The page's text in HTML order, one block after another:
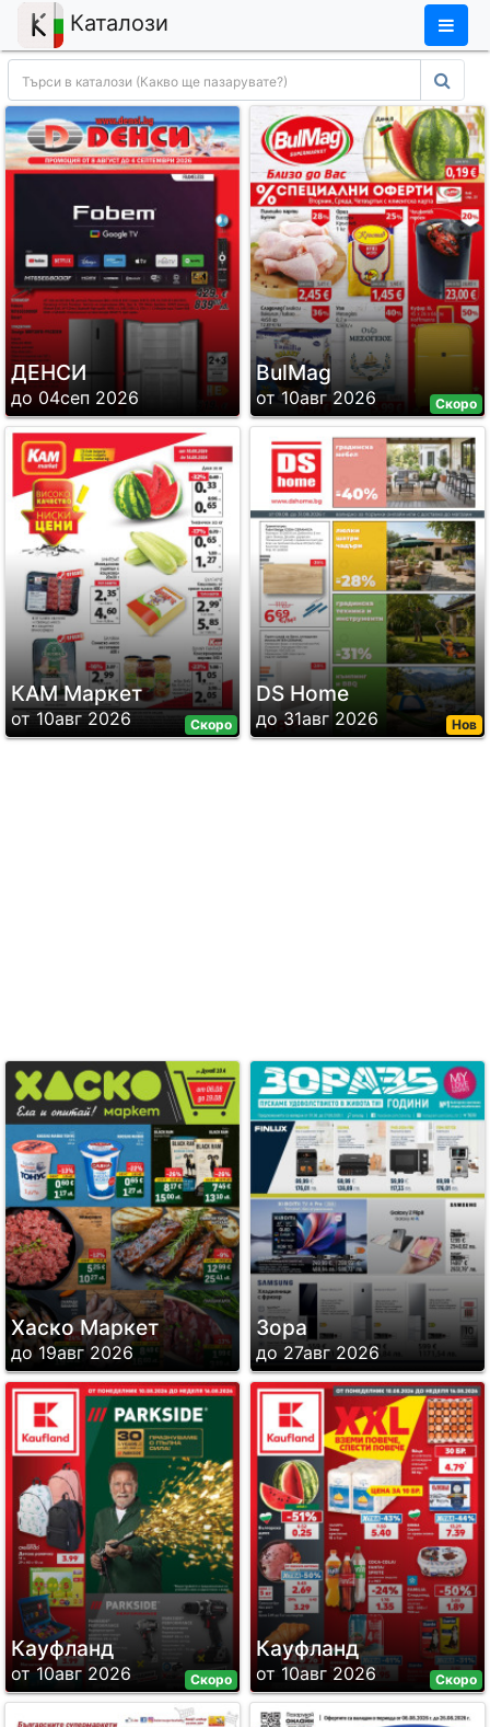
Каталози ×
ДЕНСИ
до 04сеп 2026 Скоро
BulMag
от 10авг 2026
Скоро
КАМ Маркет
от 10авг 2026 Нов
DS Home
до 31авг 2026
Хаско Маркет
до 19авг 2026
Зора
до 27авг 2026
Скоро
Кауфланд
от 10авг 2026 Скоро
Кауфланд
от 10авг 2026